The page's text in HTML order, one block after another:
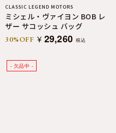
CLASSIC LEGEND MOTORS
ミシェル・ヴァイヨン BOB レ
ザー サコッシュ バッグ
30%OFF ¥ 29,260 税込